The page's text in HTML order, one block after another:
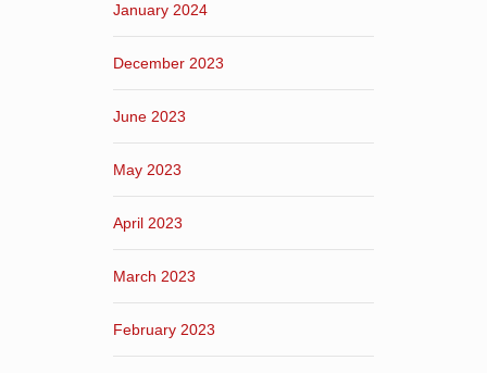
January 2024
December 2023
June 2023
May 2023
April 2023
March 2023
February 2023